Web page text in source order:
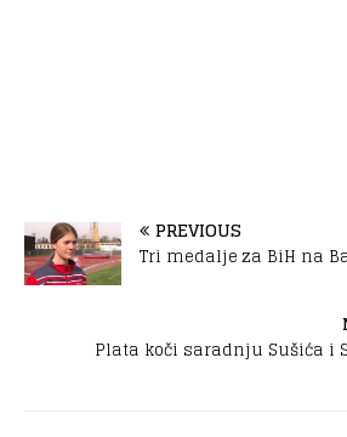
PREVIOUS
Tri medalje za BiH na
Plata koči saradnju Sušića i